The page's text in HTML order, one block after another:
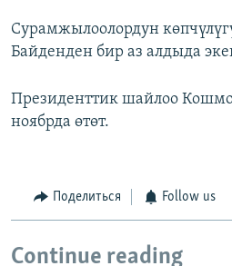
Сурамжылоолордун
Байденден бир аз алдыда
Президенттик шайлоо
ноябрда өтөт.
Поделиться Follow us
Continue reading